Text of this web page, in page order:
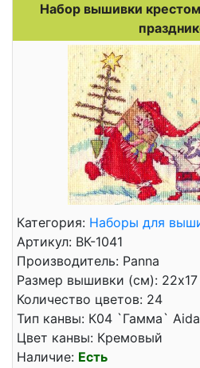
Набор вышивки
Категория: Наборы для
Артикул: ВК-1041
Производитель: Panna
Размер вышивки (см): 22x17
Количество цветов: 24
Тип канвы: К04 `Гамма`
Цвет канвы: Кремовый
Наличие: Есть